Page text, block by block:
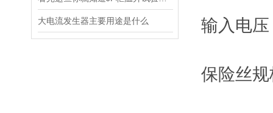
大电流发生器主要用途是什么 输入电
保险丝